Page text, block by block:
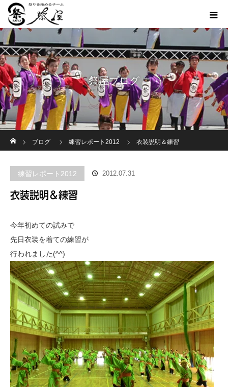
祭屋ブログ
ブログ
練習レポート2012 衣装説明＆練習
練習レポート2012 2012.07.31
衣装説明＆練習
今年初めての試みで
先日衣装を着ての練習が
行われました(^^)